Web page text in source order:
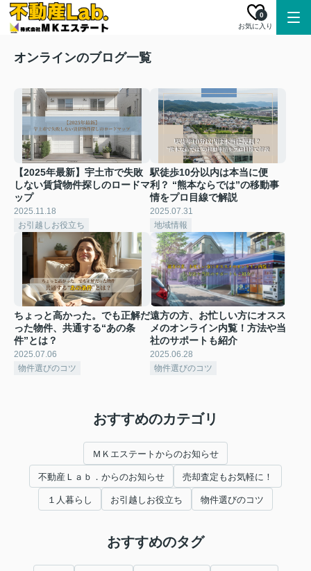
お気に入り
0
オンラインのブログ一覧
【2025年最新】宇土市で失敗
しない賃貸物件探しのロードマ
ップ
2025.11.18
お引越しお役立ち
駅徒歩10分以内は本当に便
利？ “熊本ならでは”の移動事
情をプロ目線で解説
2025.07.31
地域情報
ちょっと高かった。でも正解だ
った物件、共通する“あの条
件”とは？
2025.07.06
物件選びのコツ
遠方の方、お忙しい方にオスス
メのオンライン内覧！方法や当
社のサポートも紹介
2025.06.28
物件選びのコツ
おすすめのカテゴリ
ＭＫエステートからのお知らせ
不動産Ｌａｂ．からのお知らせ 売却査定もお気軽に！
１人暮らし お引越しお役立ち 物件選びのコツ
おすすめのタグ